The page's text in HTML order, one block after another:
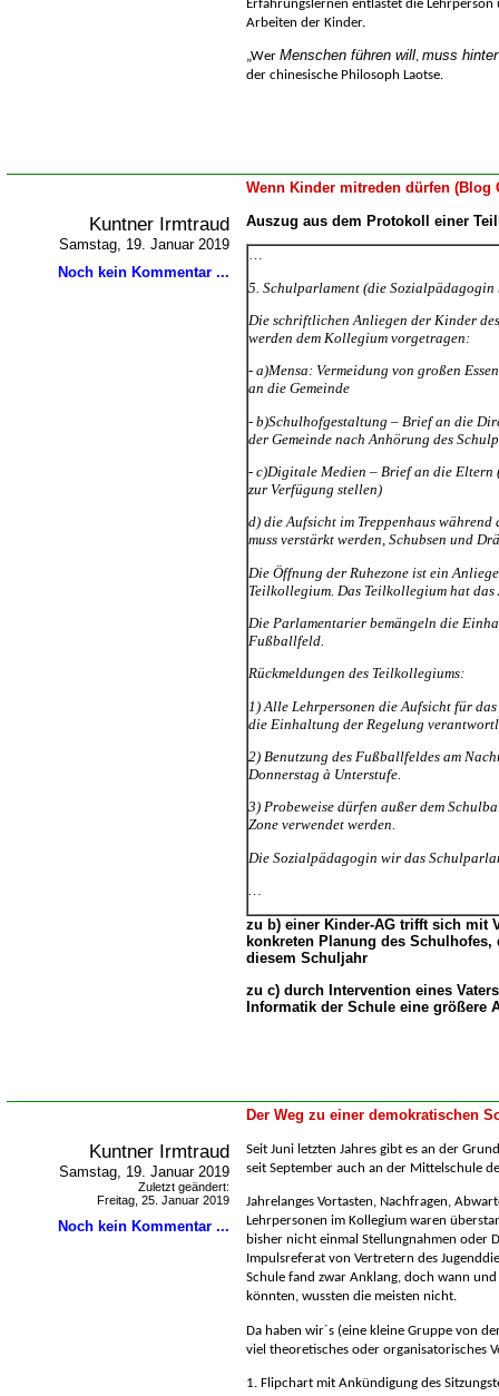
Erfahrungslernen entlastet die
Arbeiten der Kinder.
Wer Menschen führen will, muss
der chinesische Philosoph Laotse.
Wenn Kinder mitreden dürfen (Blog
Kuntner Irmtraud
Samstag, 19. Januar 2019
Noch kein Kommentar ...
Auszug aus dem Protokoll einer
5. Schulparlament (die Sozialpädagogin
Die schriftlichen Anliegen der Kinder
werden dem Kollegium vorgetragen:
- a)Mensa: Vermeidung von großen
an die Gemeinde
- b)Schulhofgestaltung – Brief an die
der Gemeinde nach Anhörung des
- c)Digitale Medien – Brief an die Eltern
zur Verfügung stellen)
d) die Aufsicht im Treppenhaus
muss verstärkt werden, Schubsen und
Die Öffnung der Ruhezone ist ein
Teilkollegium. Das Teilkollegium hat
Die Parlamentarier bemängeln die
Fußballfeld.
Rückmeldungen des Teilkollegiums:
1) Alle Lehrpersonen die Aufsicht für
die Einhaltung der Regelung
2) Benutzung des Fußballfeldes am
Donnerstag à Unterstufe.
3) Probeweise dürfen außer dem
Zone verwendet werden.
Die Sozialpädagogin wir das
zu b) einer Kinder-AG trifft sich mit
konkreten Planung des
diesem Schuljahr
zu c) durch Intervention eines
Informatik der Schule eine größere
Der Weg zu einer demokratischen
Kuntner Irmtraud
Samstag, 19. Januar 2019
Zuletzt geändert:
Freitag, 25. Januar 2019
Noch kein Kommentar ...
Seit Juni letzten Jahres gibt es an der
seit September auch an der Mittelschule
Jahrelanges Vortasten, Nachfragen,
Lehrpersonen im Kollegium waren
bisher nicht einmal Stellungnahmen oder
Impulsreferat von Vertretern des
Schule fand zwar Anklang, doch wann
könnten, wussten die meisten nicht.
Da haben wir´s (eine kleine Gruppe von
viel theoretisches oder organisatorisches
1. Flipchart mit Ankündigung des